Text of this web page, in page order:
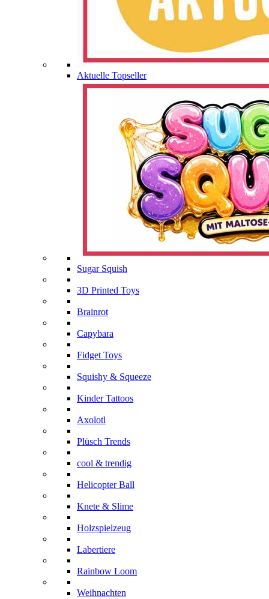
Aktuelle Topseller
Sugar Squish
3D Printed Toys
Brainrot
Capybara
Fidget Toys
Squishy & Squeeze
Kinder Tattoos
Axolotl
Plüsch Trends
cool & trendig
Helicopter Ball
Knete & Slime
Holzspielzeug
Labertiere
Rainbow Loom
Weihnachten